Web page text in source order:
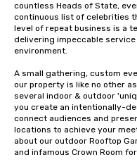
countless Heads of State,
continuous list of celebrities
level of repeat business is a
delivering impeccable
environment.
A small gathering, custom
our property is like no other
several indoor & outdoor
you create an intentionally-
connect audiences and
locations to achieve your
about our outdoor Rooftop
and infamous Crown Room